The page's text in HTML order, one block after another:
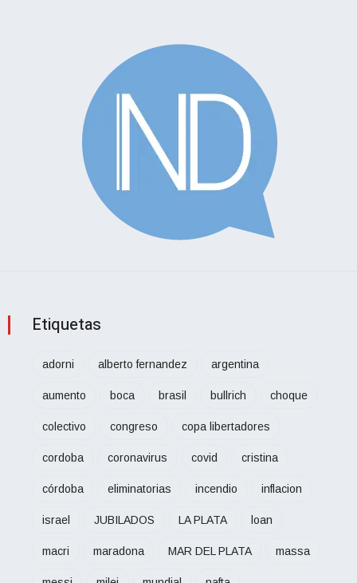
Etiquetas
adorni alberto fernandez argentina
aumento boca brasil bullrich choque
colectivo congreso copa libertadores
cordoba coronavirus covid cristina
córdoba eliminatorias incendio inflacion
israel JUBILADOS LA PLATA loan
macri maradona MAR DEL PLATA massa